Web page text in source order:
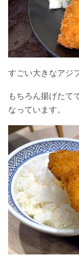
すごい大きなアジ
もちろん揚げたて
なっています。